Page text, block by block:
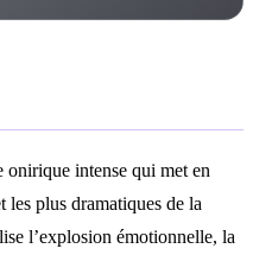
onirique intense qui met en
les plus dramatiques de la
l’explosion émotionnelle, la